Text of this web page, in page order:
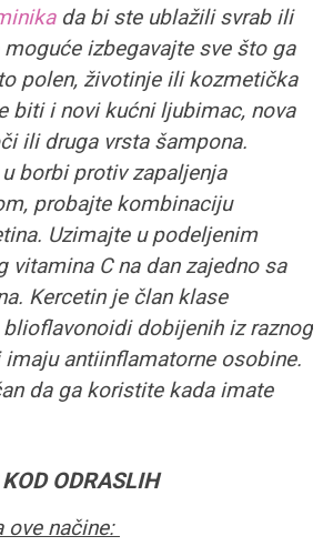
da bi ste ublažili svrab ili
izbegavajte sve što ga
polen, životinje ili kozmetička
biti i novi kućni ljubimac, nova
ili druga vrsta šampona.
borbi protiv zapaljenja
probajte kombinaciju
Uzimajte u podeljenim
vitamina C na dan zajedno sa
Kercetin je član klase
blioflavonoidi dobijenih iz raznog
antiinflamatorne osobine.
da ga koristite kada imate
ODRASLIH
ove načine: